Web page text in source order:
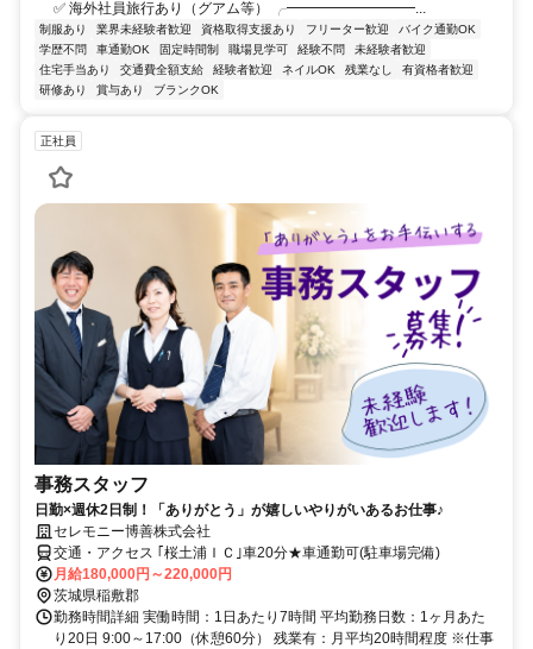
✅ 海外社員旅行あり（グアム等） ╭━━━━━━━━━...
制服あり 業界未経験者歓迎 資格取得支援あり フリーター歓迎
バイク通勤OK
学歴不問
車通勤OK 固定時間制 職場見学可 経験不問
未経験者歓迎
住宅手当あり
交通費全額支給 経験者歓迎 ネイルOK 残業なし
有資格者歓迎
研修あり
賞与あり ブランクOK
正社員
事務スタッフ
日勤×週休2日制！「ありがとう」が嬉しいやりがいあるお仕事♪
セレモニー博善株式会社
交通・アクセス ｢桜土浦ＩＣ｣車20分★車通勤可(駐車場完備)
月給180,000円～220,000円
茨城県稲敷郡
勤務時間詳細 実働時間：1日あたり7時間 平均勤務日数：1ヶ月あた
り20日 9:00～17:00（休憩60分） 残業有：月平均20時間程度 ※仕事